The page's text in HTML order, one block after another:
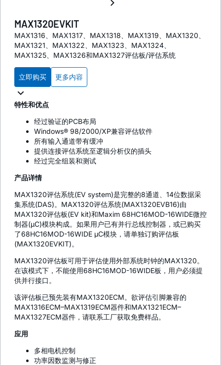
MAX1320EVKIT
MAX1316、MAX1317、MAX1318、MAX1319、MAX1320、
MAX1321、MAX1322、MAX1323、MAX1324、
MAX1325、MAX1326和MAX1327评估板/评估系统
立即购买 更多内容
特性和优点
经过验证的PCB布局
Windows® 98/2000/XP兼容评估软件
所有输入通道带有缓冲
提供连接评估系统至逻辑分析仪的插头
经过完全组装和测试
产品详情
MAX1320评估系统(EV system)是完整的8通道、14位数据采
集系统(DAS)。MAX1320评估系统(MAX1320EVB16)由
MAX1320评估板(EV kit)和Maxim 68HC16MOD-16WIDE微控
制器(µC)模块构成。如果用户已有并行总线控制器，或已购买
了68HC16MOD-16WIDE µC模块，请单独订购评估板
(MAX1320EVKIT)。
MAX1320评估板可用于评估使用外部系统时钟的MAX1320。
在该模式下，不能使用68HC16MOD-16WIDE板，用户必须提
供并行接口。
该评估板已预先装有MAX1320ECM。欲评估引脚兼容的
MAX1316ECM–MAX1319ECM器件和MAX1321ECM–
MAX1327ECM器件，请联系工厂获取免费样品。
应用
多相电机控制
功率因数监测与修正